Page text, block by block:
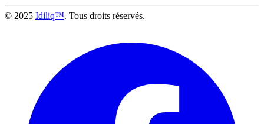
© 2025 Idiliq™. Tous droits réservés.